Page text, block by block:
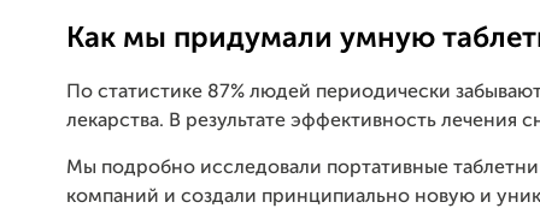
Как мы придумали умную
По статистике 87% людей периодически
лекарства. В результате эффективность лечения
Мы подробно исследовали портативные
компаний и создали принципиально новую и